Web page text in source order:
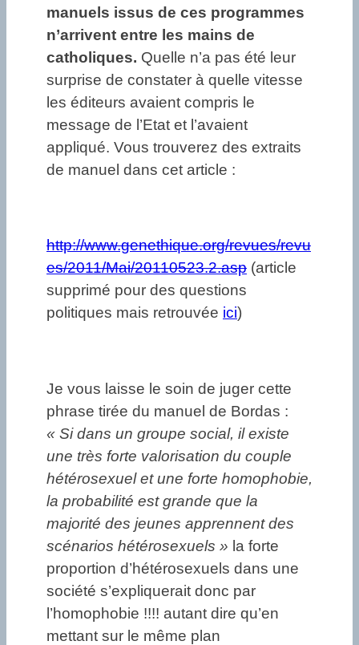
manuels issus de ces programmes
n’arrivent entre les mains de
catholiques. Quelle n’a pas été leur
surprise de constater à quelle vitesse
les éditeurs avaient compris le
message de l’Etat et l’avaient
appliqué. Vous trouverez des extraits
de manuel dans cet article :
http://www.genethique.org/revues/revu
es/2011/Mai/20110523.2.asp (article
supprimé pour des questions
politiques mais retrouvée ici)
Je vous laisse le soin de juger cette
phrase tirée du manuel de Bordas :
« Si dans un groupe social, il existe
une très forte valorisation du couple
hétérosexuel et une forte homophobie,
la probabilité est grande que la
majorité des jeunes apprennent des
scénarios hétérosexuels » la forte
proportion d’hétérosexuels dans une
société s’expliquerait donc par
l’homophobie !!!! autant dire qu’en
mettant sur le même plan